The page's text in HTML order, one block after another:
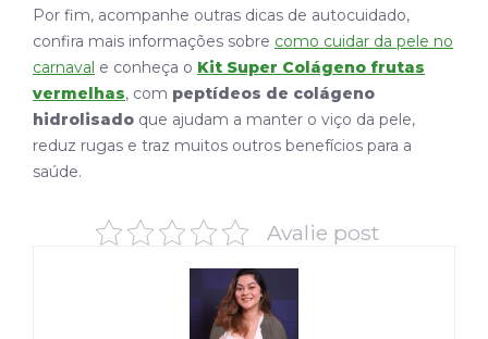
Por fim, acompanhe outras dicas de autocuidado,
confira mais informações sobre como cuidar da pele no
carnaval e conheça o Kit Super Colágeno frutas
vermelhas, com peptídeos de colágeno
hidrolisado que ajudam a manter o viço da pele,
reduz rugas e traz muitos outros benefícios para a
saúde.
Avalie post